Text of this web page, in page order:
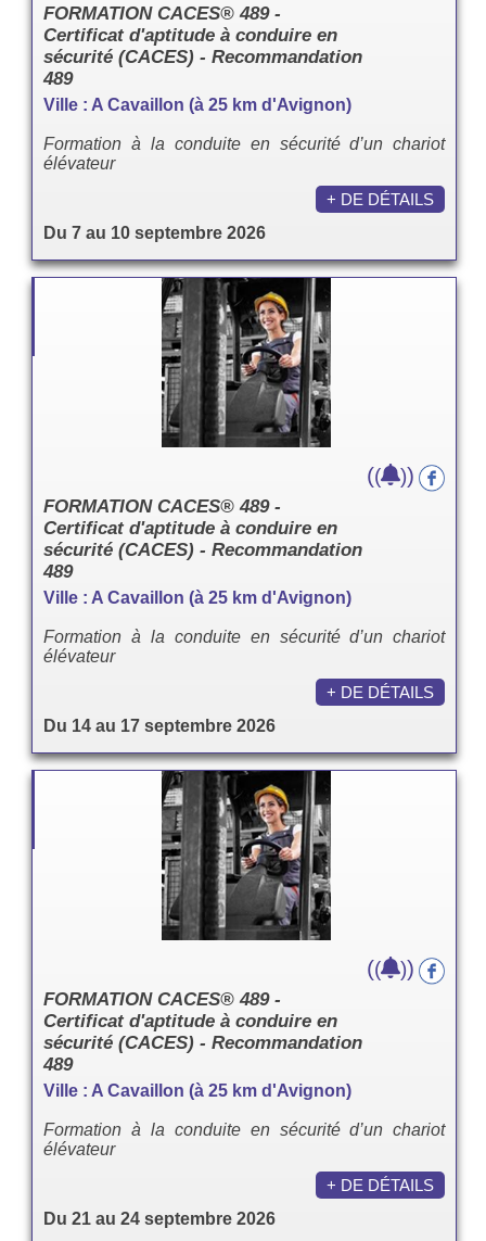
FORMATION CACES® 489 -
Certificat d'aptitude à conduire en
sécurité (CACES) - Recommandation
489
Ville : A Cavaillon (à 25 km d'Avignon)
Formation à la conduite en sécurité d’un chariot
élévateur
Du 7 au 10 septembre 2026
+ DE DÉTAILS
FORMATION CACES® 489 -
Certificat d'aptitude à conduire en
sécurité (CACES) - Recommandation
489
Ville : A Cavaillon (à 25 km d'Avignon)
Formation à la conduite en sécurité d’un chariot
élévateur
Du 14 au 17 septembre 2026
(( ))
+ DE DÉTAILS
FORMATION CACES® 489 -
Certificat d'aptitude à conduire en
sécurité (CACES) - Recommandation
489
Ville : A Cavaillon (à 25 km d'Avignon)
Formation à la conduite en sécurité d’un chariot
élévateur
Du 21 au 24 septembre 2026
(( ))
+ DE DÉTAILS